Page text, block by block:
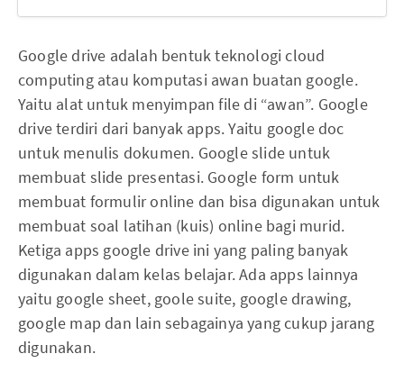
Google drive adalah bentuk teknologi cloud
computing atau komputasi awan buatan google.
Yaitu alat untuk menyimpan file di “awan”. Google
drive terdiri dari banyak apps. Yaitu google doc
untuk menulis dokumen. Google slide untuk
membuat slide presentasi. Google form untuk
membuat formulir online dan bisa digunakan untuk
membuat soal latihan (kuis) online bagi murid.
Ketiga apps google drive ini yang paling banyak
digunakan dalam kelas belajar. Ada apps lainnya
yaitu google sheet, goole suite, google drawing,
google map dan lain sebagainya yang cukup jarang
digunakan.